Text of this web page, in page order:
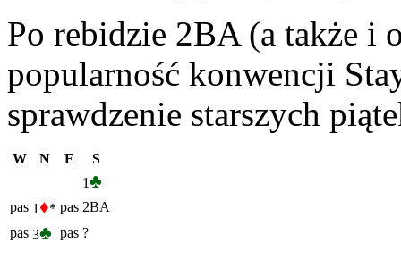
Po rebidzie 2BA (a także i
popularność konwencji
sprawdzenie starszych
W N E
S
1♣
pas 1♦* pas 2BA
pas 3♣ pas ?